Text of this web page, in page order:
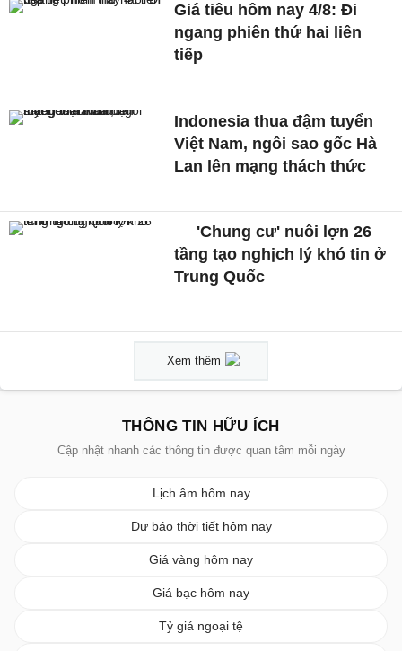
Giá tiêu hôm nay 4/8: Đi
ngang phiên thứ hai liên
tiếp
Indonesia thua đậm tuyển
Việt Nam, ngôi sao gốc Hà
Lan lên mạng thách thức
'Chung cư' nuôi lợn 26
tầng tạo nghịch lý khó tin ở
Trung Quốc
Xem thêm
THÔNG TIN HỮU ÍCH
Cập nhật nhanh các thông tin được quan tâm mỗi ngày
Lịch âm hôm nay
Dự báo thời tiết hôm nay
Giá vàng hôm nay
Giá bạc hôm nay
Tỷ giá ngoại tệ